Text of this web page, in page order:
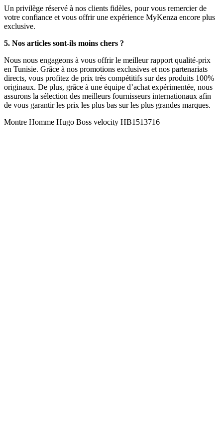
Un privilège réservé à nos clients fidèles, pour vous remercier de
votre confiance et vous offrir une expérience MyKenza encore plus
exclusive.
5. Nos articles sont-ils moins chers ?
Nous nous engageons à vous offrir le meilleur rapport qualité-prix
en Tunisie. Grâce à nos promotions exclusives et nos partenariats
directs, vous profitez de prix très compétitifs sur des produits 100%
originaux. De plus, grâce à une équipe d’achat expérimentée, nous
assurons la sélection des meilleurs fournisseurs internationaux afin
de vous garantir les prix les plus bas sur les plus grandes marques.
Montre Homme Hugo Boss velocity HB1513716